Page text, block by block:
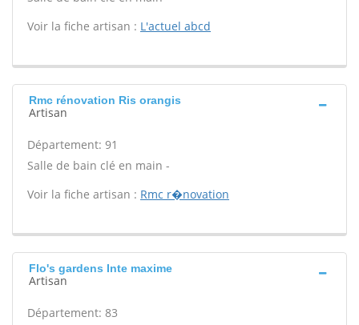
Voir la fiche artisan : L'actuel abcd
Rmc rénovation Ris orangis
Artisan
Département: 91
Salle de bain clé en main -
Voir la fiche artisan : Rmc r�novation
Flo's gardens Inte maxime
Artisan
Département: 83